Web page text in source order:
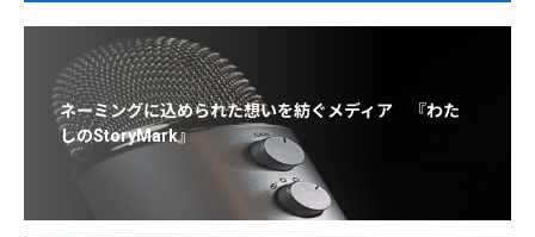
ネーミングに込められた想いを紡ぐメディア 『わた
しのStoryMark』